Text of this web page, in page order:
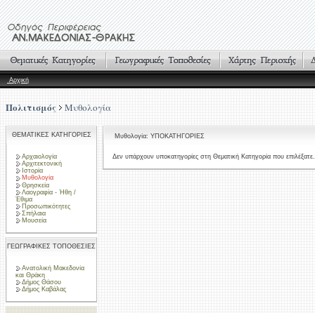
Αρχική
Πολιτισμός Μυθολογία
ΘΕΜΑΤΙΚΕΣ ΚΑΤΗΓΟΡΙΕΣ
Αρχαιολογία
Αρχιτεκτονική
Ιστορία
Μυθολογία
Θρησκεία
Λαογραφία - Ήθη /
Έθιμα
Προσωπικότητες
Σπήλαια
Μουσεία
ΓΕΩΓΡΑΦΙΚΕΣ ΤΟΠΟΘΕΣΙΕΣ
Ανατολική Μακεδονία
και Θράκη
Δήμος Θάσου
Δήμος Καβάλας
Μυθολογία: ΥΠΟΚΑΤΗΓΟΡΙΕΣ
Δεν υπάρχουν υποκατηγορίες στη Θεματική Κατηγορία που επιλέξατε.